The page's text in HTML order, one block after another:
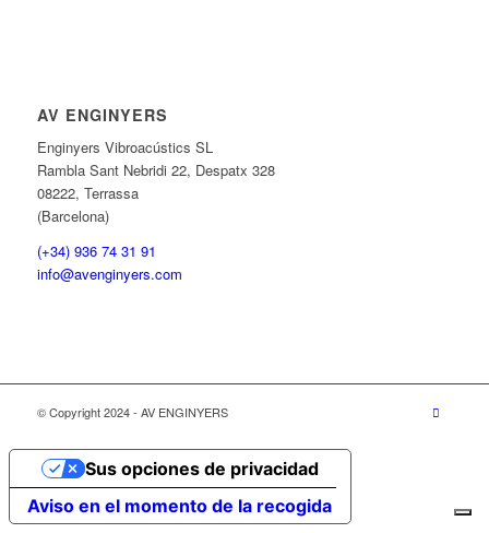
AV ENGINYERS
Enginyers Vibroacústics SL
Rambla Sant Nebridi 22, Despatx 328
08222, Terrassa
(Barcelona)
(+34) 936 74 31 91
info@avenginyers.com
© Copyright 2024 - AV ENGINYERS
Aviso en el momento de la recogida
Sus opciones de privacidad